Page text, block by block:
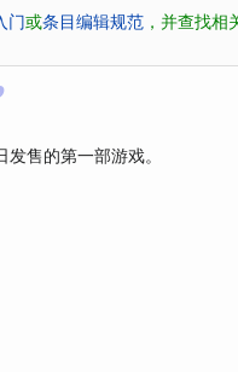
门或条目编辑规范，并查找相
售的第一部游戏。